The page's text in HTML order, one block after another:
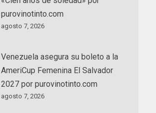
purovinotinto.com
agosto 7, 2026
Venezuela asegura su boleto a la
AmeriCup Femenina El Salvador
2027 por purovinotinto.com
agosto 7, 2026